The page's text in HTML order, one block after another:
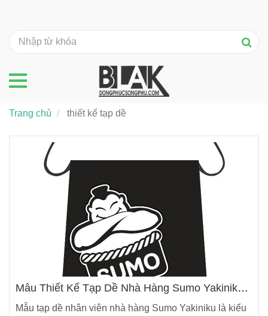
Trang chủ thiết kế tạp dề
Mẫu Thiết Kế Tạp Dề Nhà Hàng Sumo Yakiniku
Mẫu tạp dề nhân viên nhà hàng Sumo Yakiniku là kiểu